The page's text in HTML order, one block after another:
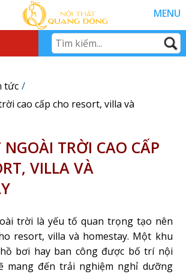
MENU
tức
cao cấp cho resort, villa và
TRỜI CAO CẤP
VILLA VÀ
trời là yếu tố quan trọng tạo nên
resort, villa và homestay. Một khu
bơi hay ban công được bố trí nội
mang đến trải nghiệm nghỉ dưỡng